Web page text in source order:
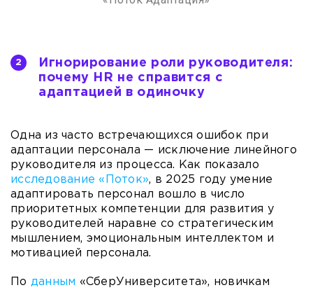
Игнорирование роли руководителя:
почему HR не справится с
адаптацией в одиночку
Одна из часто встречающихся ошибок при
адаптации персонала — исключение линейного
руководителя из процесса. Как показало
исследование «Поток», в 2025 году умение
адаптировать персонал вошло в число
приоритетных компетенции для развития у
руководителей наравне со стратегическим
мышлением, эмоциональным интеллектом и
мотивацией персонала.
По данным «СберУниверситета», новичкам